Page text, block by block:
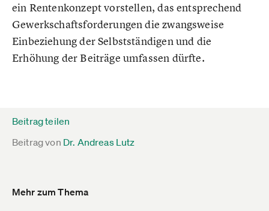
ein Rentenkonzept vorstellen, das entsprechend
Gewerkschaftsforderungen die zwangsweise
Einbeziehung der Selbstständigen und die
Erhöhung der Beiträge umfassen dürfte.
Beitrag teilen
Beitrag von Dr. Andreas Lutz
Mehr zum Thema